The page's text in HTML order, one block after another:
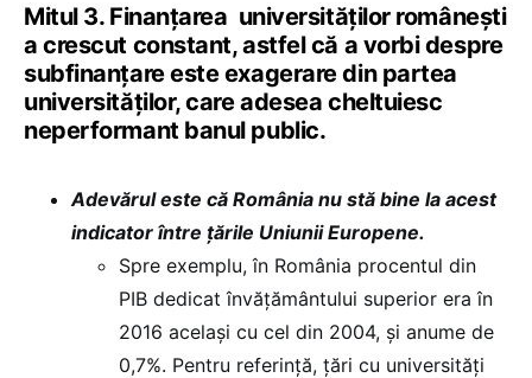
Mitul 3. Finanțarea universităților românești
a crescut constant, astfel că a vorbi despre
subfinanțare este exagerare din partea
universităților, care adesea cheltuiesc
neperformant banul public.
Adevărul este că România nu stă bine la acest
indicator între țările Uniunii Europene.
Spre exemplu, în România procentul din
PIB dedicat învățământului superior era în
2016 același cu cel din 2004, și anume de
0,7%. Pentru referință, țări cu universități